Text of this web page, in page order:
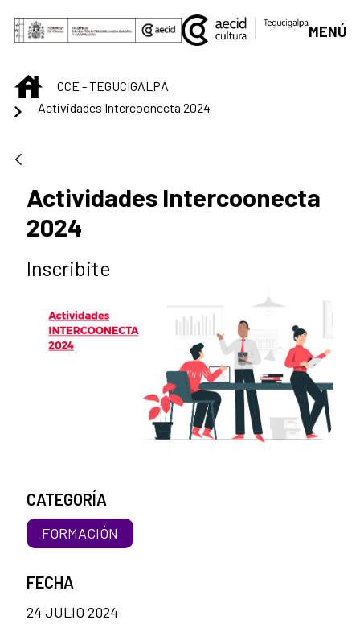
Saltar al contenido principal
MENÚ
INICIOCCE - TEGUCIGALPA
Actividades Intercoonecta 2024
Actividades Intercoonecta
2024
Inscribite
CATEGORÍA
FORMACIÓN
FECHA
24 JULIO 2024